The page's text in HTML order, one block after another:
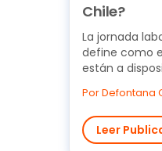
Chile?
La jornada
define como
están a
Por Defontana
Leer